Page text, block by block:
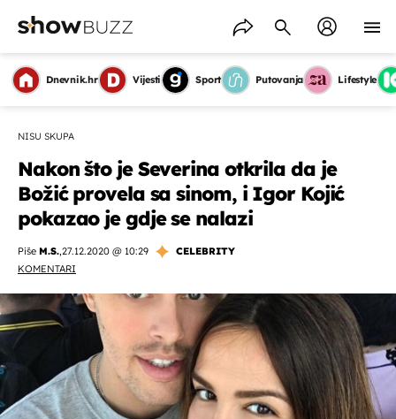
Dnevnik.hr Vijesti Sport Putovanja Lifestyle
NISU SKUPA
Nakon što je Severina otkrila da je
Božić provela sa sinom, i Igor Kojić
pokazao je gdje se nalazi
Piše M.S.,27.12.2020 @ 10:29
CELEBRITY
KOMENTARI
OMOGUĆI OBAVIJESTI